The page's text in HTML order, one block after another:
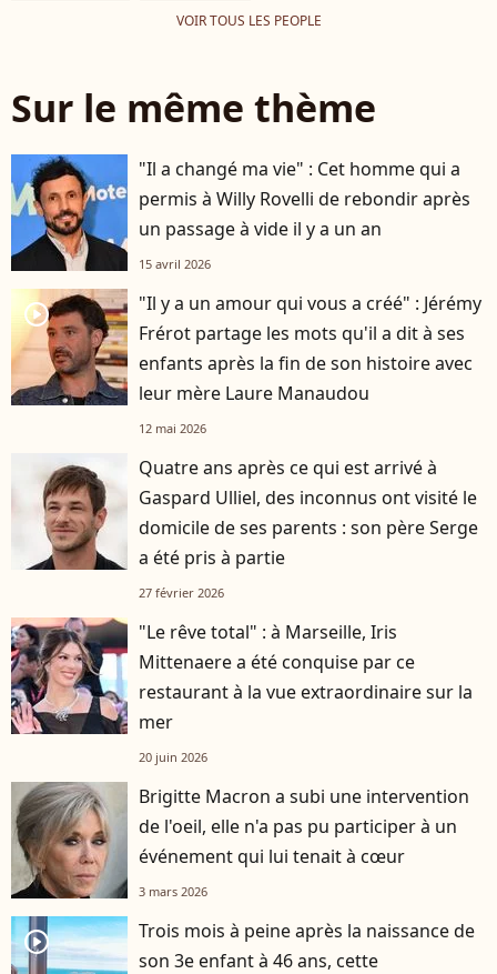
VOIR TOUS LES PEOPLE
Sur le même thème
"Il a changé ma vie" : Cet homme qui a
permis à Willy Rovelli de rebondir après
un passage à vide il y a un an
15 avril 2026
player2
"Il y a un amour qui vous a créé" : Jérémy
Frérot partage les mots qu'il a dit à ses
enfants après la fin de son histoire avec
leur mère Laure Manaudou
12 mai 2026
Quatre ans après ce qui est arrivé à
Gaspard Ulliel, des inconnus ont visité le
domicile de ses parents : son père Serge
a été pris à partie
27 février 2026
"Le rêve total" : à Marseille, Iris
Mittenaere a été conquise par ce
restaurant à la vue extraordinaire sur la
mer
20 juin 2026
Brigitte Macron a subi une intervention
de l'oeil, elle n'a pas pu participer à un
événement qui lui tenait à cœur
3 mars 2026
player2
Trois mois à peine après la naissance de
son 3e enfant à 46 ans, cette